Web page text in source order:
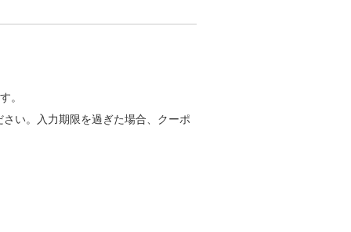
。
い。入力期限を過ぎた場合、クーポ